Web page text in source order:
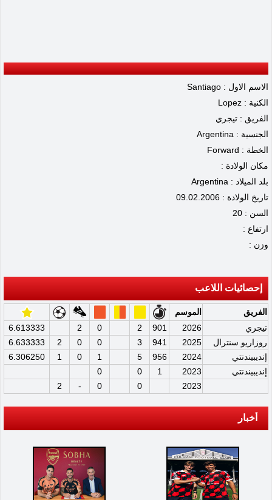
الاسم الاول : Santiago
الكنية : Lopez
الفريق : تيجري
الجنسية : Argentina
الخطة : Forward
مكان الولادة :
بلد الميلاد : Argentina
تاريخ الولادة : 09.02.2006
السن : 20
ارتفاع :
وزن :
إحصائيات اللاعب
الفريق
الموسم
تيجري
2026
901
2
0
2
6.613333
روزاريو سنترال
2025
941
3
0
0
2
6.633333
إنديبيندنتي
2024
956
5
1
0
1
6.306250
إنديبيندنتي
2023
1
0
0
2023
0
0
-
2
أخبار